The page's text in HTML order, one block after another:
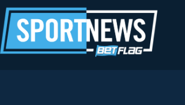
al
contenuto